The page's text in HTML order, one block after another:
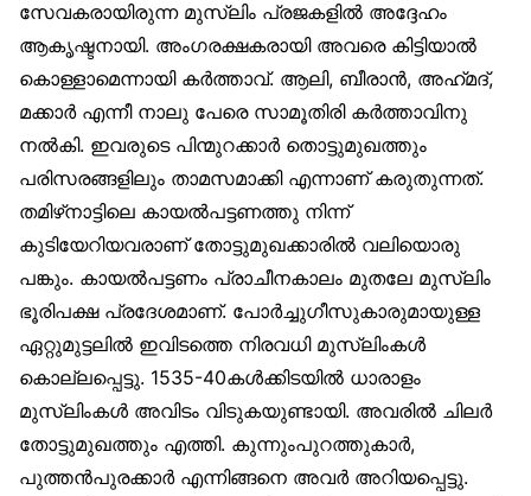
സേവകരായിരുന്ന മുസ്‌ലിം പ്രജകളിൽ അദ്ദേഹം
ആകൃഷ്ടനായി. അംഗരക്ഷകരായി അവരെ കിട്ടിയാൽ
കൊള്ളാമെന്നായി കർത്താവ്. ആലി, ബീരാൻ, അഹ്‌മദ്,
മക്കാർ എന്നീ നാലു പേരെ സാമൂതിരി കർത്താവിനു
നൽകി. ഇവരുടെ പിന്മുറക്കാർ തൊട്ടുമുഖത്തും
പരിസരങ്ങളിലും താമസമാക്കി എന്നാണ് കരുതുന്നത്.
തമിഴ്‌നാട്ടിലെ കായൽപട്ടണത്തു നിന്ന്
കുടിയേറിയവരാണ് തോട്ടുമുഖക്കാരിൽ വലിയൊരു
പങ്കും. കായൽപട്ടണം പ്രാചീനകാലം മുതലേ മുസ്‌ലിം
ഭൂരിപക്ഷ പ്രദേശമാണ്. പോർച്ചുഗീസുകാരുമായുള്ള
ഏറ്റുമുട്ടലിൽ ഇവിടത്തെ നിരവധി മുസ്‌ലിംകൾ
കൊല്ലപ്പെട്ടു. 1535-40കൾക്കിടയിൽ ധാരാളം
മുസ്‌ലിംകൾ അവിടം വിടുകയുണ്ടായി. അവരിൽ ചിലർ
തോട്ടുമുഖത്തും എത്തി. കുന്നുംപുറത്തുകാർ,
പുത്തൻപുരക്കാർ എന്നിങ്ങനെ അവർ അറിയപ്പെട്ടു.